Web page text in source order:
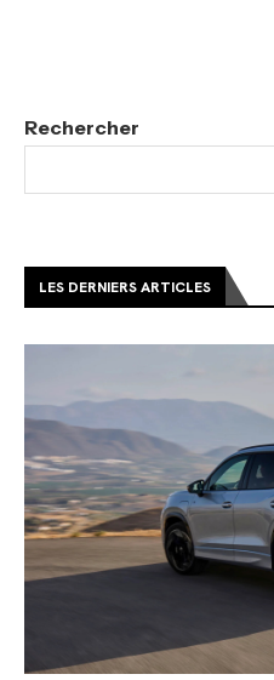
Rechercher
LES DERNIERS ARTICLES